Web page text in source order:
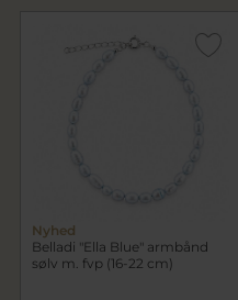
Nyhed
Belladi "Ella Blue" armbånd
sølv m. fvp (16-22 cm)